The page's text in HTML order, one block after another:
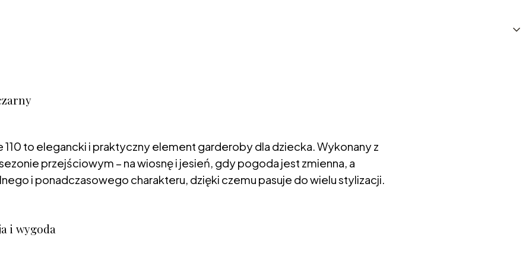
110 to elegancki i praktyczny element garderoby dla dziecka. Wykonany z
przejściowym – na wiosnę i jesień, gdy pogoda jest zmienna, a
i ponadczasowego charakteru, dzięki czemu pasuje do wielu stylizacji.
i wygoda